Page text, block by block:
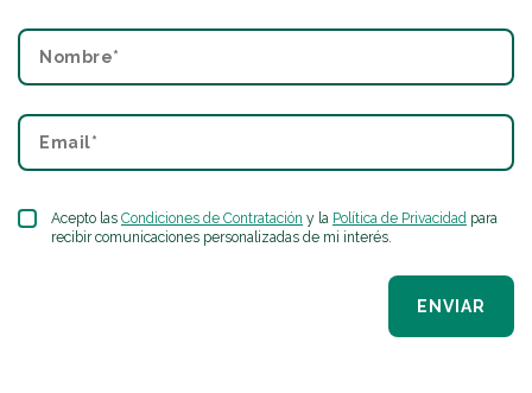
Acepto las Condiciones de Contratación y la Política de Privacidad para
recibir comunicaciones personalizadas de mi interés.
ENVIAR